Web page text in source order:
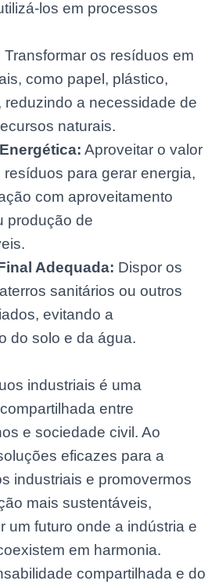
los em processos
Transformar os resíduos em
como papel, plástico,
reduzindo a necessidade de
naturais.
Aproveitar o valor
para gerar energia,
com aproveitamento
produção de
Adequada: Dispor os
sanitários ou outros
evitando a
do solo e da água.
industriais é uma
entre
e sociedade civil. Ao
eficazes para a
industriais e promovermos
mais sustentáveis,
um futuro onde a indústria e
em harmonia.
compartilhada e do